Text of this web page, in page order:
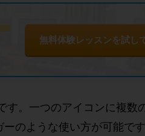
無料体験レッスンを試
。一つのアイコンに複数
のような使い方が可能で